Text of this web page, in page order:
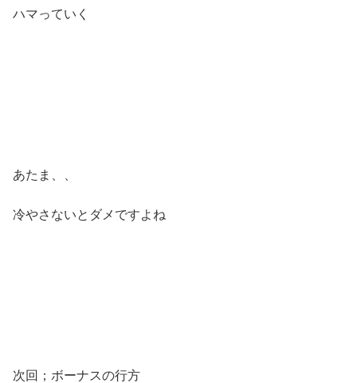
ハマっていく
あたま、、
冷やさないとダメですよね
次回；ボーナスの行方